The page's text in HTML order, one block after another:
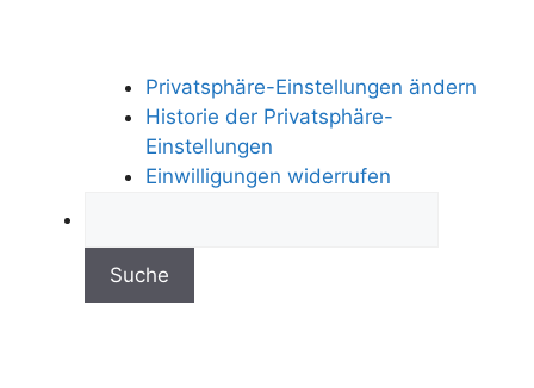
Privatsphäre-Einstellungen ändern
Historie der Privatsphäre-
Einstellungen
Einwilligungen widerrufen